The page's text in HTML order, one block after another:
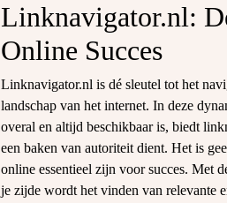
Linknavigator.nl:
Online Succes
Linknavigator.nl is dé sleutel tot het
landschap van het internet. In deze
overal en altijd beschikbaar is, biedt
een baken van autoriteit dient. Het is
online essentieel zijn voor succes. Met
je zijde wordt het vinden van relevante